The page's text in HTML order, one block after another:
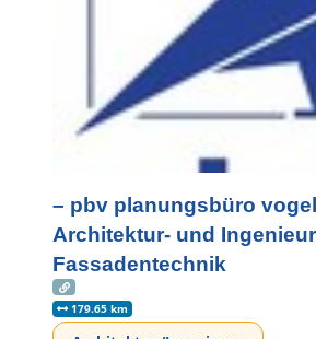
– pbv planungsbüro
Architektur- und
Fassadentechnik
179.65 km